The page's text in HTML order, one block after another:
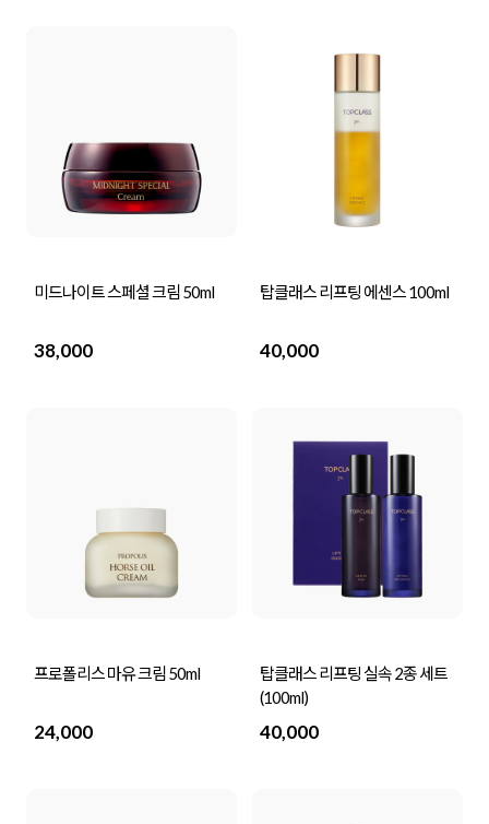
미드나이트 스페셜 크림 50ml
38,000
탑클래스 리프팅 에센스 100ml
40,000
프로폴리스 마유 크림 50ml
24,000
탑클래스 리프팅 실속 2종 세트
(100ml)
40,000